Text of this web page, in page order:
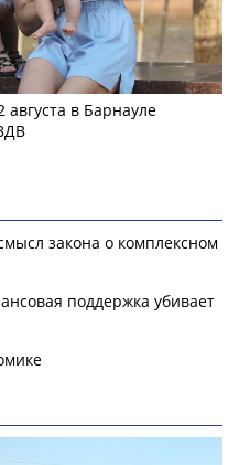
в Барнауле
закона о комплексном
поддержка убивает